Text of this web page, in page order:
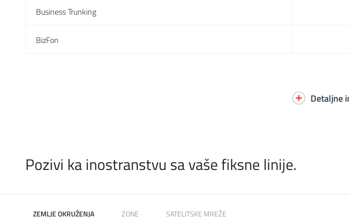
Business Trunking
BizFon
Detaljne
Pozivi ka inostranstvu sa vaše fiksne linije.
ZEMLJE OKRUŽENJA ZONE SATELITSKE MREŽE